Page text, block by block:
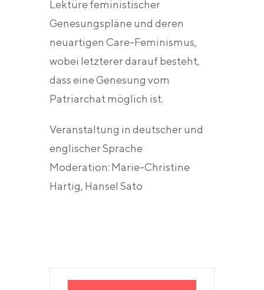
Lektüre feministischer
Genesungspläne und deren
neuartigen Care-Feminismus,
wobei letzterer darauf besteht,
dass eine Genesung vom
Patriarchat möglich ist.
Veranstaltung in deutscher und
englischer Sprache
Moderation: Marie-Christine
Hartig, Hansel Sato